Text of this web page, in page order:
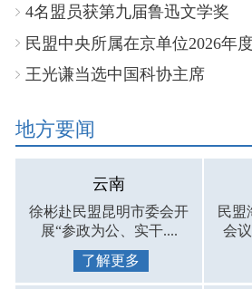
4名盟员获第九届鲁迅文学奖
民盟中央所属在京单位2026年
王光谦当选中国科协主席
地方要闻
云南
徐彬赴民盟昆明市委会开
展“参政为公、实干....
了解更多
民盟
会